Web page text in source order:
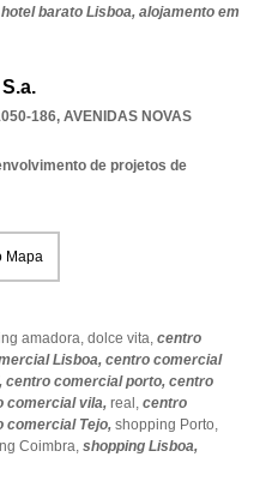
hotel barato Lisboa, alojamento em
186, AVENIDAS NOVAS
de projetos de
Mapa
amadora, dolce vita, centro
Lisboa, centro comercial
centro comercial porto, centro
comercial vila, real, centro
comercial Tejo, shopping Porto,
Coimbra, shopping Lisboa,